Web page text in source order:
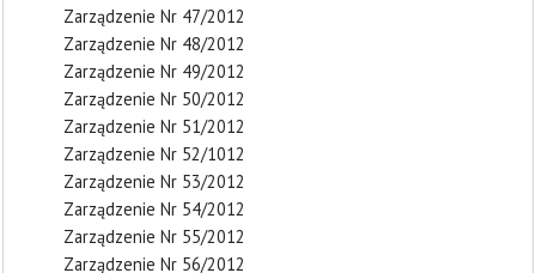
Zarządzenie Nr 47/2012
Zarządzenie Nr 48/2012
Zarządzenie Nr 49/2012
Zarządzenie Nr 50/2012
Zarządzenie Nr 51/2012
Zarządzenie Nr 52/1012
Zarządzenie Nr 53/2012
Zarządzenie Nr 54/2012
Zarządzenie Nr 55/2012
Zarządzenie Nr 56/2012